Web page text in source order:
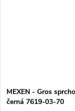
MEXEN - Gros
černá 7619-03-70